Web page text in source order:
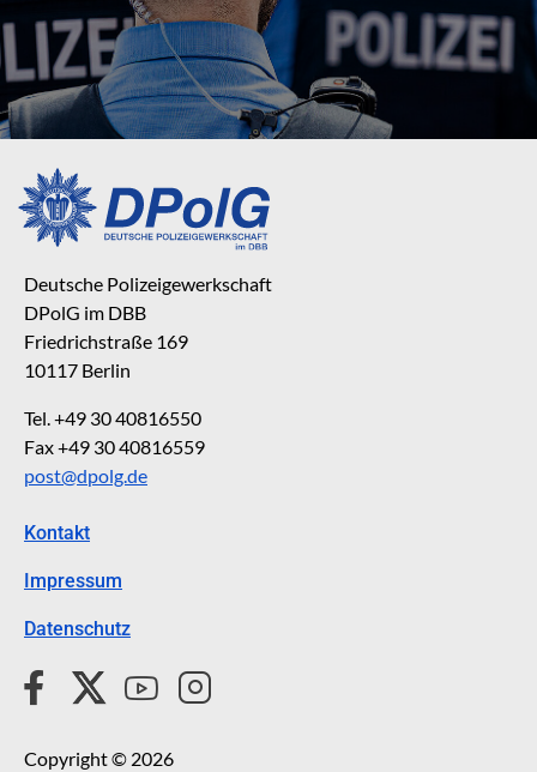
Deutsche Polizeigewerkschaft
DPolG im DBB
Friedrichstraße 169
10117 Berlin
Tel. +49 30 40816550
Fax +49 30 40816559
post@dpolg.de
Kontakt
Impressum
Datenschutz
Copyright © 2026